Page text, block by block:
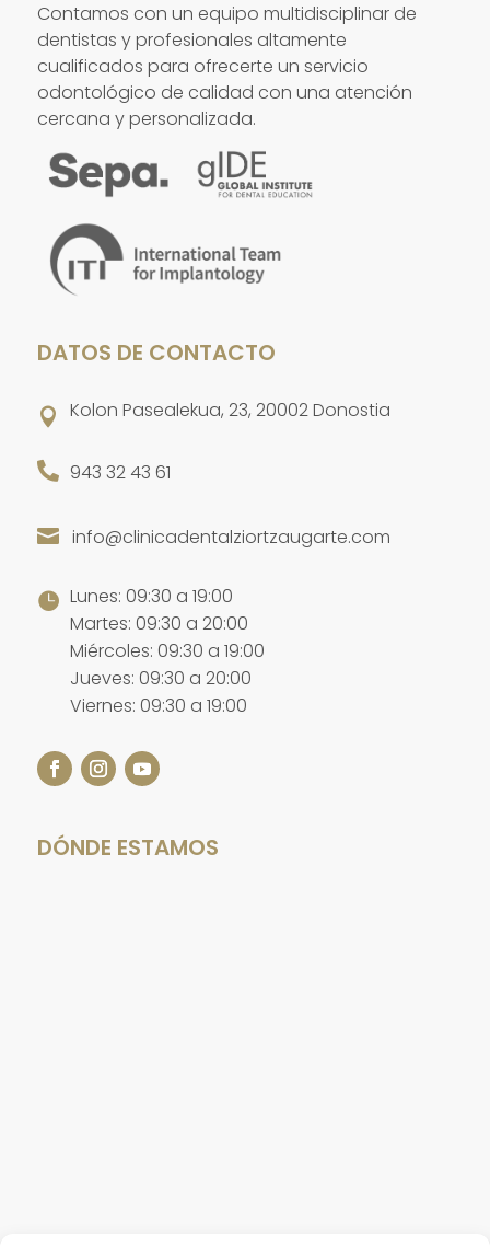
Contamos con un equipo multidisciplinar de
dentistas y profesionales altamente
cualificados para ofrecerte un servicio
odontológico de calidad con una atención
cercana y personalizada.
DATOS DE CONTACTO
 Kolon Pasealekua, 23, 20002 Donostia
 943 32 43 61
 info@clinicadentalziortzaugarte.com
 Lunes: 09:30 a 19:00
Martes: 09:30 a 20:00
Miércoles: 09:30 a 19:00
Jueves: 09:30 a 20:00
Viernes: 09:30 a 19:00
DÓNDE ESTAMOS